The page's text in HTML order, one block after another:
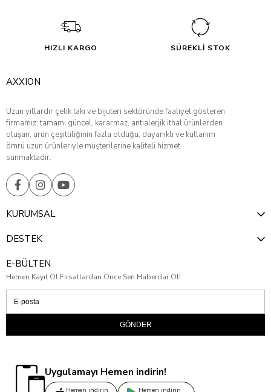
HIZLI KARGO SÜREKLİ STOK
AXXION
Uzun yıllardır çelik takı ve bijuteri sektöründe faaliyet gösteren
firmamız; tamamı güncel, kararmaz, antialerjik ithal ürünlerden
oluşan, ürün çeşitliliğinin fazla olduğu, dayanıklı ve kullanım
ömrü uzun ürünleriyle müşterilerine kaliteli hizmet
sunmaktadır.
KURUMSAL
DESTEK
E-BÜLTEN
Hemen Kayıt Ol Fırsatlardan Önce Sen Haberdar Ol!
GÖNDER
Uygulamayı Hemen indirin!
Hemen indirin Hemen indirin